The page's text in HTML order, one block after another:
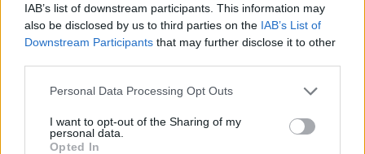
IAB’s list of downstream participants. This information may
also be disclosed by us to third parties on the IAB’s List of
Downstream Participants that may further disclose it to other
Personal Data Processing Opt Outs
I want to opt-out of the Sharing of my
personal data.
Opted In